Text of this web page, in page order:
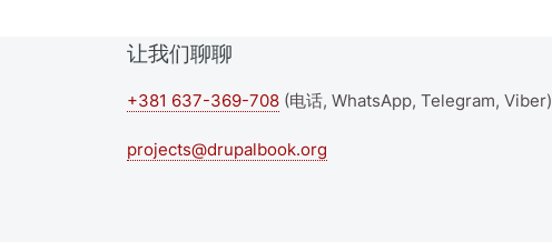
让我们聊聊
+381 637-369-708 (电话, WhatsApp, Telegram, Viber)
projects@drupalbook.org